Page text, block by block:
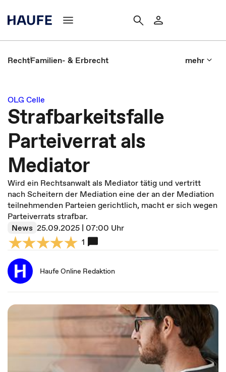
RechtFamilien- & Erbrecht mehr
OLG Celle
Strafbarkeitsfalle
Parteiverrat als
Mediator
Wird ein Rechtsanwalt als Mediator tätig und vertritt
nach Scheitern der Mediation eine der an der Mediation
teilnehmenden Parteien gerichtlich, macht er sich wegen
Parteiverrats strafbar.
News 25.09.2025 | 07:00 Uhr
1
Haufe Online Redaktion